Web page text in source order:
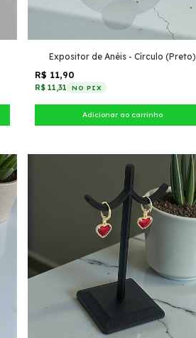
Expositor de Anéis - Círculo (Preto)
R$ 11,90
R$ 11,31 NO PIX